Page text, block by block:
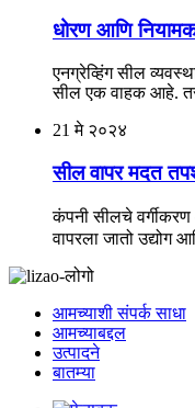
धोरण आणि
एनग्रेव्हिंग सील
सील एक वाहक आहे.
21 मे २०२४
सील वापर मदत
कंपनी सीलचे वर्गीकरण
वापरला जातो उद्योग
आमच्याशी संपर्क साधा
आमच्याबद्दल
उत्पादने
बातम्या